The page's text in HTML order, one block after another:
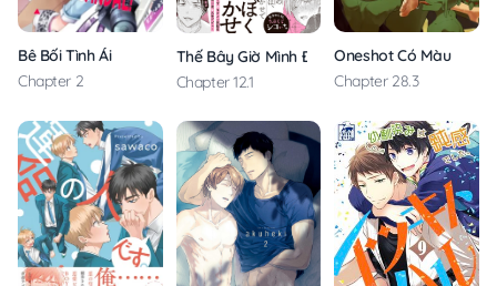
Bê Bối Tình Ái
Chapter 2
Thế Bây Giờ Mình Đứng Vị Trí Thứ Mấy?
Chapter 12.1
Oneshot Có Màu
Chapter 28.3